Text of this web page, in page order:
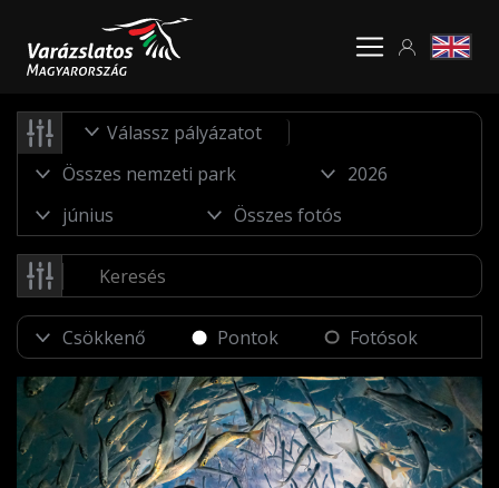
Válassz pályázatot
Pontok Fotósok